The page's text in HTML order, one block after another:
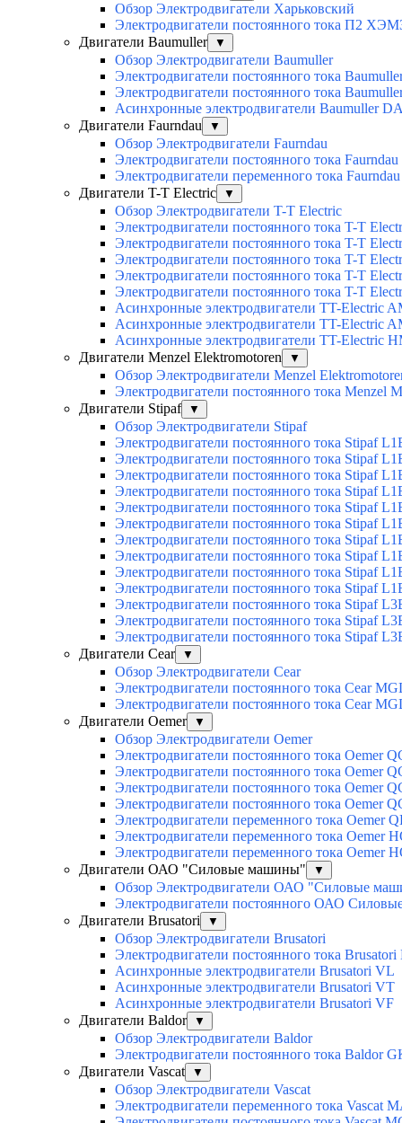
Обзор Электродвигатели Харьковский
Электродвигатели постоянного тока П2
Двигатели Baumuller
▼
Обзор Электродвигатели Baumuller
Электродвигатели постоянного тока
Электродвигатели постоянного тока
Асинхронные электродвигатели Baumuller
Двигатели Faurndau
▼
Обзор Электродвигатели Faurndau
Электродвигатели постоянного тока Faurndau
Электродвигатели переменного тока
Двигатели T-T Electric
▼
Обзор Электродвигатели T-T Electric
Электродвигатели постоянного тока T-T
Электродвигатели постоянного тока T-T
Электродвигатели постоянного тока T-T
Электродвигатели постоянного тока T-T
Электродвигатели постоянного тока T-T
Асинхронные электродвигатели TT-Electric
Асинхронные электродвигатели TT-Electric
Асинхронные электродвигатели TT-Electric
Двигатели Menzel Elektromotoren
▼
Обзор Электродвигатели Menzel
Электродвигатели постоянного тока Menzel
Двигатели Stipaf
▼
Обзор Электродвигатели Stipaf
Электродвигатели постоянного тока Stipaf
Электродвигатели постоянного тока Stipaf
Электродвигатели постоянного тока Stipaf
Электродвигатели постоянного тока Stipaf
Электродвигатели постоянного тока Stipaf
Электродвигатели постоянного тока Stipaf
Электродвигатели постоянного тока Stipaf
Электродвигатели постоянного тока Stipaf
Электродвигатели постоянного тока Stipaf
Электродвигатели постоянного тока Stipaf
Электродвигатели постоянного тока Stipaf
Электродвигатели постоянного тока Stipaf
Электродвигатели постоянного тока Stipaf
Двигатели Cear
▼
Обзор Электродвигатели Cear
Электродвигатели постоянного тока Cear
Электродвигатели постоянного тока Cear
Двигатели Oemer
▼
Обзор Электродвигатели Oemer
Электродвигатели постоянного тока Oemer
Электродвигатели постоянного тока Oemer
Электродвигатели постоянного тока Oemer
Электродвигатели постоянного тока Oemer
Электродвигатели переменного тока Oemer
Электродвигатели переменного тока Oemer
Электродвигатели переменного тока Oemer
Двигатели ОАО "Силовые машины"
▼
Обзор Электродвигатели ОАО "Силовые
Электродвигатели постоянного ОАО
Двигатели Brusatori
▼
Обзор Электродвигатели Brusatori
Электродвигатели постоянного тока
Асинхронные электродвигатели Brusatori VL
Асинхронные электродвигатели Brusatori VT
Асинхронные электродвигатели Brusatori VF
Двигатели Baldor
▼
Обзор Электродвигатели Baldor
Электродвигатели постоянного тока Baldor
Двигатели Vascat
▼
Обзор Электродвигатели Vascat
Электродвигатели переменного тока Vascat